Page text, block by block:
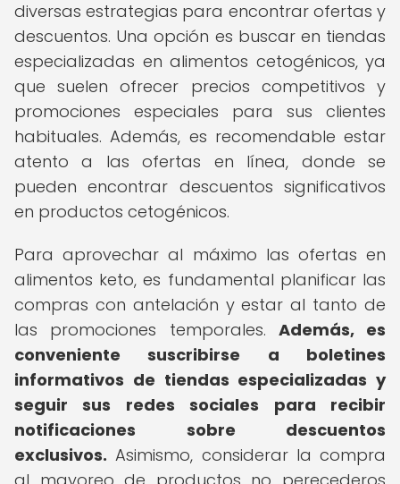
diversas estrategias para encontrar ofertas y
descuentos. Una opción es buscar en tiendas
especializadas en alimentos cetogénicos, ya
que suelen ofrecer precios competitivos y
promociones especiales para sus clientes
habituales. Además, es recomendable estar
atento a las ofertas en línea, donde se
pueden encontrar descuentos significativos
en productos cetogénicos.
Para aprovechar al máximo las ofertas en
alimentos keto, es fundamental planificar las
compras con antelación y estar al tanto de
las promociones temporales. Además, es
conveniente suscribirse a boletines
informativos de tiendas especializadas y
seguir sus redes sociales para recibir
notificaciones sobre descuentos
exclusivos. Asimismo, considerar la compra